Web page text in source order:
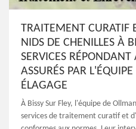
TRAITEMENT CURATIF
NIDS DE CHENILLES À
SERVICES
ASSURÉS PAR
ÉLAGAGE
À Bissy Sur Fley, l'équipe de
services de traitement curatif et